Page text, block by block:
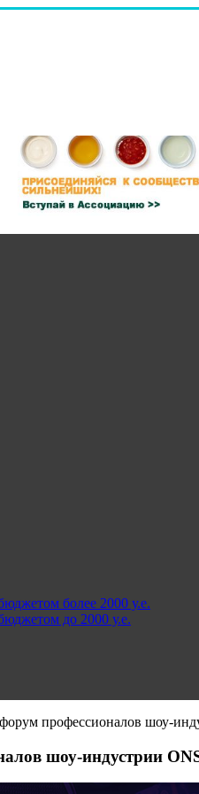
более 2000 у.е.
до 2000 у.е.
профессионалов шоу-
шоу-индустрии